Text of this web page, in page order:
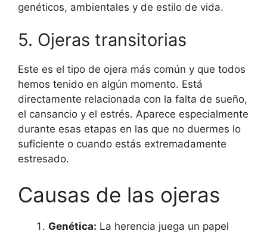
genéticos, ambientales y de estilo de vida.
5. Ojeras transitorias
Este es el tipo de ojera más común y que todos
hemos tenido en algún momento. Está
directamente relacionada con la falta de sueño,
el cansancio y el estrés. Aparece especialmente
durante esas etapas en las que no duermes lo
suficiente o cuando estás extremadamente
estresado.
Causas de las ojeras
Genética: La herencia juega un papel